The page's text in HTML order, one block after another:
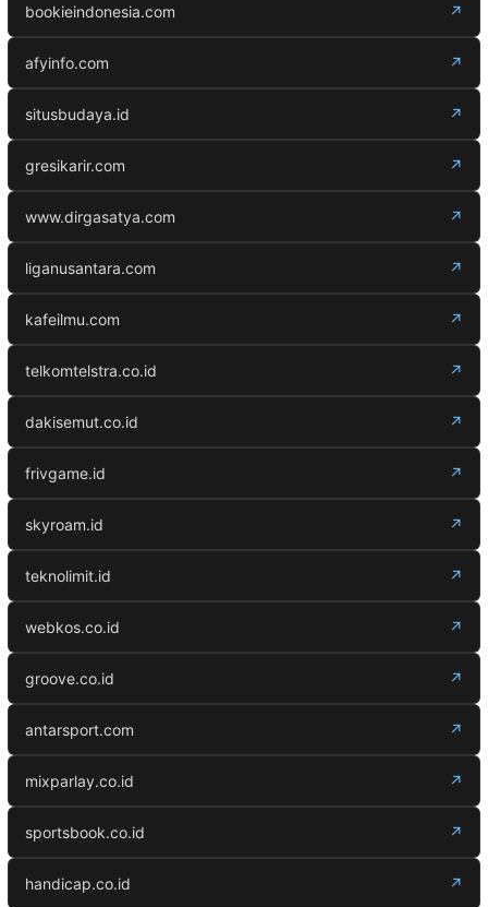
bookieindonesia.com ↗
afyinfo.com ↗
situsbudaya.id ↗
gresikarir.com ↗
www.dirgasatya.com ↗
liganusantara.com ↗
kafeilmu.com ↗
telkomtelstra.co.id ↗
dakisemut.co.id ↗
frivgame.id ↗
skyroam.id ↗
teknolimit.id ↗
webkos.co.id ↗
groove.co.id ↗
antarsport.com ↗
mixparlay.co.id ↗
sportsbook.co.id ↗
handicap.co.id ↗